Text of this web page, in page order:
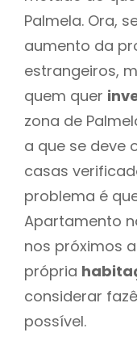
Palmela. Ora,
aumento da
estrangeiros,
quem quer
zona de
a que se deve
casas
problema é
Apartamento
nos próximos
própria
considerar
possível.